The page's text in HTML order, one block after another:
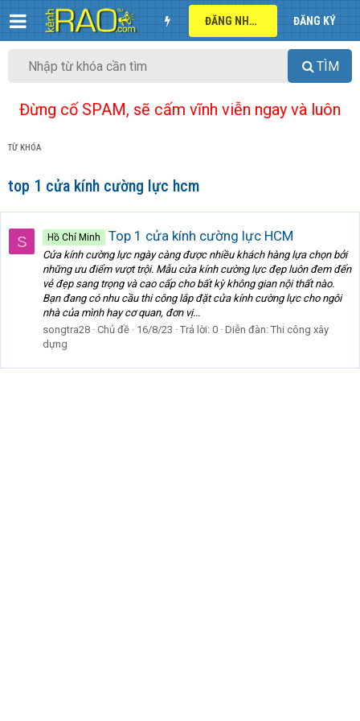
ĐĂNG NHẬP ĐĂNG KÝ
TÌM
Đừng cố SPAM, sẽ cấm vĩnh viễn ngay và luôn
TỪ KHÓA
top 1 cửa kính cường lực hcm
S Hồ Chí Minh Top 1 cửa kính cường lực HCM
Cửa kính cường lực ngày càng được nhiều khách hàng lựa chọn bởi
những ưu điểm vượt trội. Mẫu cửa kính cường lực đẹp luôn đem đến
vẻ đẹp sang trọng và cao cấp cho bất kỳ không gian nội thất nào.
Bạn đang có nhu cầu thi công lắp đặt cửa kính cường lực cho ngôi
nhà của mình hay cơ quan, đơn vị...
songtra28 Chủ đề 16/8/23 Trả lời: 0 Diễn đàn: Thi công xây
dựng